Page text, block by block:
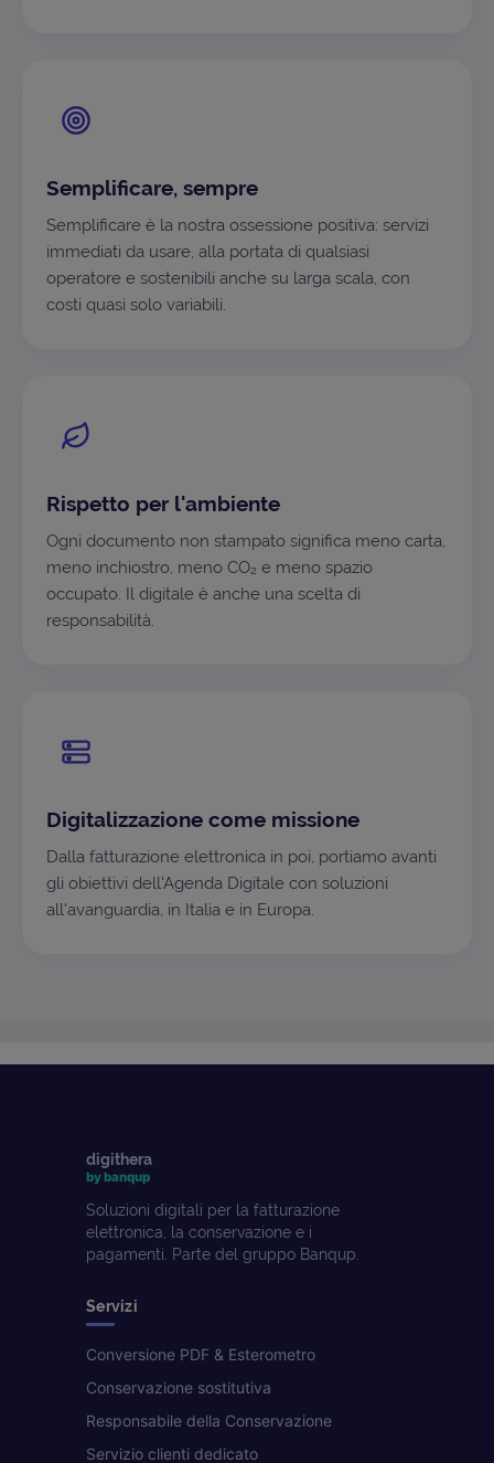
Semplificare, sempre
Semplificare è la nostra ossessione positiva: servizi
immediati da usare, alla portata di qualsiasi
operatore e sostenibili anche su larga scala, con
costi quasi solo variabili.
Rispetto per l'ambiente
Ogni documento non stampato significa meno carta,
meno inchiostro, meno CO₂ e meno spazio
occupato. Il digitale è anche una scelta di
responsabilità.
Digitalizzazione come missione
Dalla fatturazione elettronica in poi, portiamo avanti
gli obiettivi dell'Agenda Digitale con soluzioni
all'avanguardia, in Italia e in Europa.
digithera
by banqup
Soluzioni digitali per la fatturazione
elettronica, la conservazione e i
pagamenti. Parte del gruppo Banqup.
Servizi
Conversione PDF & Esterometro
Conservazione sostitutiva
Responsabile della Conservazione
Servizio clienti dedicato